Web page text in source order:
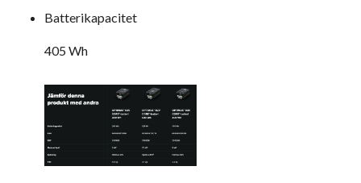
Batterikapacitet
405 Wh